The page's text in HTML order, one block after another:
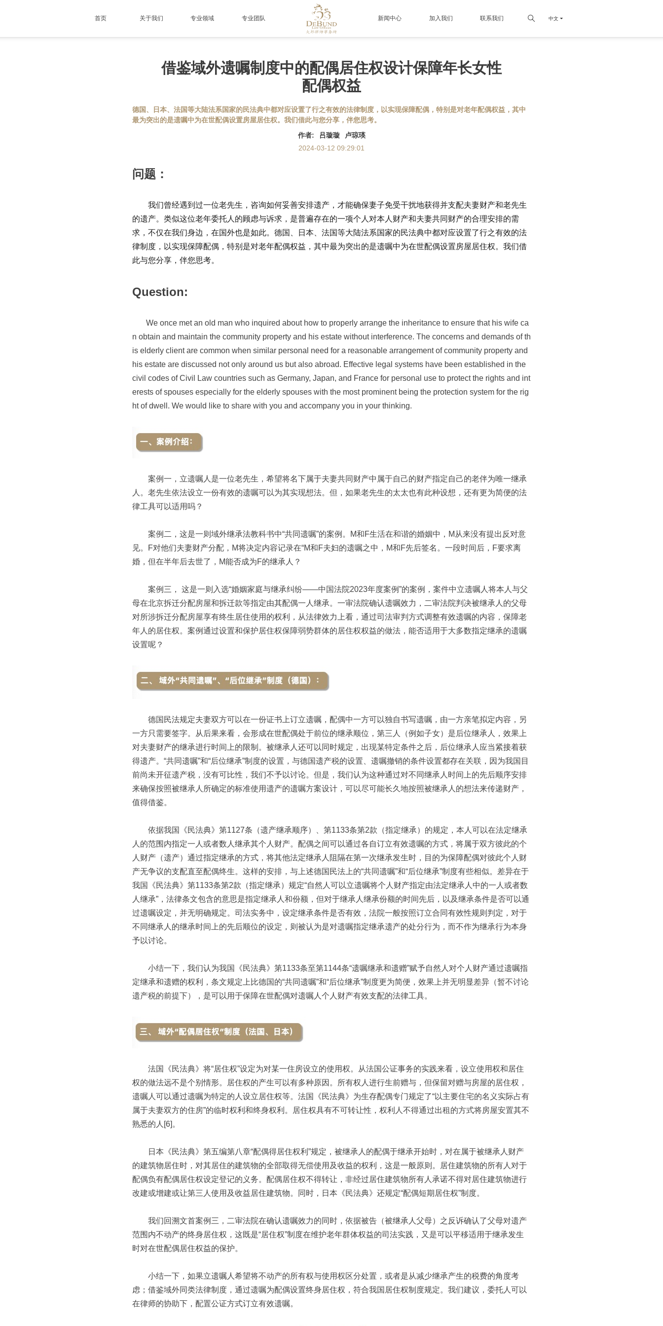
首页 关于我们 专业领域 专业团队 新闻中心 加入我们 联系我们 中文
借鉴域外遗嘱制度中的配偶居住权设计保障年长女性
配偶权益
德国、日本、法国等大陆法系国家的民法典中都对应设置了行之有效的法律制度，以实现保障配偶，特别是对老年配偶权益，其中
最为突出的是遗嘱中为在世配偶设置房屋居住权。我们借此与您分享，伴您思考。
作者: 吕璇璇
卢琼瑛
2024-03-12 09:29:01
问题：
我们曾经遇到过一位老先生，咨询如何妥善安排遗产，才能确保妻子免受干扰地获得并支配夫妻财产和老先生
的遗产。类似这位老年委托人的顾虑与诉求，是普遍存在的一项个人对本人财产和夫妻共同财产的合理安排的需
求，不仅在我们身边，在国外也是如此。德国、日本、法国等大陆法系国家的民法典中都对应设置了行之有效的法
律制度，以实现保障配偶，特别是对老年配偶权益，其中最为突出的是遗嘱中为在世配偶设置房屋居住权。我们借
此与您分享，伴您思考。
Question:
We once met an old man who inquired about how to properly arrange the inheritance to ensure that his wife ca
n obtain and maintain the community property and his estate without interference. The concerns and demands of th
is elderly client are common when similar personal need for a reasonable arrangement of community property and
his estate are discussed not only around us but also abroad. Effective legal systems have been established in the
civil codes of Civil Law countries such as Germany, Japan, and France for personal use to protect the rights and int
erests of spouses especially for the elderly spouses with the most prominent being the protection system for the rig
ht of dwell. We would like to share with you and accompany you in your thinking.
案例一，立遗嘱人是一位老先生，希望将名下属于夫妻共同财产中属于自己的财产指定自己的老伴为唯一继承
人。老先生依法设立一份有效的遗嘱可以为其实现想法。但，如果老先生的太太也有此种设想，还有更为简便的法
律工具可以适用吗？
案例二，这是一则域外继承法教科书中“共同遗嘱”的案例。M和F生活在和谐的婚姻中，M从来没有提出反对意
见。F对他们夫妻财产分配，M将决定内容记录在“M和F夫妇的遗嘱之中，M和F先后签名。一段时间后，F要求离
婚，但在半年后去世了，M能否成为F的继承人？
案例三， 这是一则入选“婚姻家庭与继承纠纷——中国法院2023年度案例”的案例，案件中立遗嘱人将本人与父
母在北京拆迁分配房屋和拆迁款等指定由其配偶一人继承。一审法院确认遗嘱效力，二审法院判决被继承人的父母
对所涉拆迁分配房屋享有终生居住使用的权利，从法律效力上看，通过司法审判方式调整有效遗嘱的内容，保障老
年人的居住权。案例通过设置和保护居住权保障弱势群体的居住权权益的做法，能否适用于大多数指定继承的遗嘱
设置呢？
德国民法规定夫妻双方可以在一份证书上订立遗嘱，配偶中一方可以独自书写遗嘱，由一方亲笔拟定内容，另
一方只需要签字。从后果来看，会形成在世配偶处于前位的继承顺位，第三人（例如子女）是后位继承人，效果上
对夫妻财产的继承进行时间上的限制。被继承人还可以同时规定，出现某特定条件之后，后位继承人应当紧接着获
得遗产。“共同遗嘱”和“后位继承”制度的设置，与德国遗产税的设置、遗嘱撤销的条件设置都存在关联，因为我国目
前尚未开征遗产税，没有可比性，我们不予以讨论。但是，我们认为这种通过对不同继承人时间上的先后顺序安排
来确保按照被继承人所确定的标准使用遗产的遗嘱方案设计，可以尽可能长久地按照被继承人的想法来传递财产，
值得借鉴。
依据我国《民法典》第1127条（遗产继承顺序）、第1133条第2款（指定继承）的规定，本人可以在法定继承
人的范围内指定一人或者数人继承其个人财产。配偶之间可以通过各自订立有效遗嘱的方式，将属于双方彼此的个
人财产（遗产）通过指定继承的方式，将其他法定继承人阻隔在第一次继承发生时，目的为保障配偶对彼此个人财
产无争议的支配直至配偶终生。这样的安排，与上述德国民法上的“共同遗嘱”和“后位继承”制度有些相似。差异在于
我国《民法典》第1133条第2款（指定继承）规定“自然人可以立遗嘱将个人财产指定由法定继承人中的一人或者数
人继承”，法律条文包含的意思是指定继承人和份额，但对于继承人继承份额的时间先后，以及继承条件是否可以通
过遗嘱设定，并无明确规定。司法实务中，设定继承条件是否有效，法院一般按照订立合同有效性规则判定，对于
不同继承人的继承时间上的先后顺位的设定，则被认为是对遗嘱指定继承遗产的处分行为，而不作为继承行为本身
予以讨论。
小结一下，我们认为我国《民法典》第1133条至第1144条“遗嘱继承和遗赠”赋予自然人对个人财产通过遗嘱指
定继承和遗赠的权利，条文规定上比德国的“共同遗嘱”和“后位继承”制度更为简便，效果上并无明显差异（暂不讨论
遗产税的前提下），是可以用于保障在世配偶对遗嘱人个人财产有效支配的法律工具。
法国《民法典》将“居住权”设定为对某一住房设立的使用权。从法国公证事务的实践来看，设立使用权和居住
权的做法远不是个别情形。居住权的产生可以有多种原因。所有权人进行生前赠与，但保留对赠与房屋的居住权，
遗嘱人可以通过遗嘱为特定的人设立居住权等。法国《民法典》为生存配偶专门规定了“以主要住宅的名义实际占有
属于夫妻双方的住房”的临时权利和终身权利。居住权具有不可转让性，权利人不得通过出租的方式将房屋安置其不
熟悉的人[6]。
日本《民法典》第五编第八章“配偶得居住权利”规定，被继承人的配偶于继承开始时，对在属于被继承人财产
的建筑物居住时，对其居住的建筑物的全部取得无偿使用及收益的权利，这是一般原则。居住建筑物的所有人对于
配偶负有配偶居住权设定登记的义务。配偶居住权不得转让，非经过居住建筑物所有人承诺不得对居住建筑物进行
改建或增建或让第三人使用及收益居住建筑物。同时，日本《民法典》还规定“配偶短期居住权”制度。
我们回溯文首案例三，二审法院在确认遗嘱效力的同时，依据被告（被继承人父母）之反诉确认了父母对遗产
范围内不动产的终身居住权，这既是“居住权”制度在维护老年群体权益的司法实践，又是可以平移适用于继承发生
时对在世配偶居住权益的保护。
小结一下，如果立遗嘱人希望将不动产的所有权与使用权区分处置，或者是从减少继承产生的税费的角度考
虑；借鉴域外同类法律制度，通过遗嘱为配偶设置终身居住权，符合我国居住权制度规定。我们建议，委托人可以
在律师的协助下，配置公证方式订立有效遗嘱。